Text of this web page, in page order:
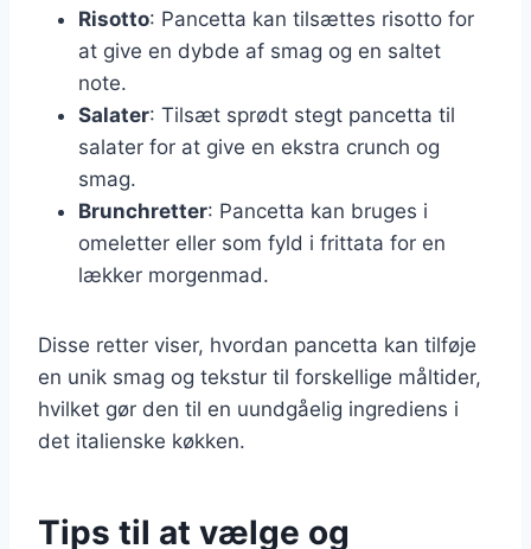
Risotto: Pancetta kan tilsættes risotto for
at give en dybde af smag og en saltet
note.
Salater: Tilsæt sprødt stegt pancetta til
salater for at give en ekstra crunch og
smag.
Brunchretter: Pancetta kan bruges i
omeletter eller som fyld i frittata for en
lækker morgenmad.
Disse retter viser, hvordan pancetta kan tilføje
en unik smag og tekstur til forskellige måltider,
hvilket gør den til en uundgåelig ingrediens i
det italienske køkken.
Tips til at vælge og